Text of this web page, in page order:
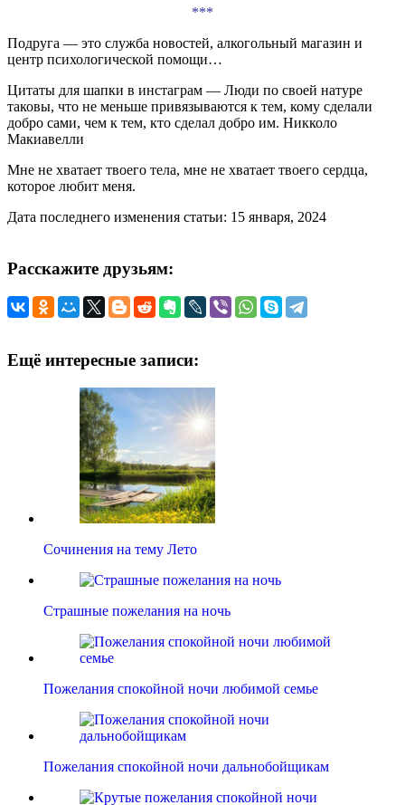
***
Подруга — это служба новостей, алкогольный магазин и
центр психологической помощи…
Цитаты для шапки в инстаграм — Люди по своей натуре
таковы, что не меньше привязываются к тем, кому сделали
добро сами, чем к тем, кто сделал добро им. Никколо
Макиавелли
Мне не хватает твоего тела, мне не хватает твоего сердца,
которое любит меня.
Дата последнего изменения статьи: 15 января, 2024
Расскажите друзьям:
Ещё интересные записи:
Сочинения на тему Лето
Страшные пожелания на ночь
Пожелания спокойной ночи любимой семье
Пожелания спокойной ночи дальнобойщикам